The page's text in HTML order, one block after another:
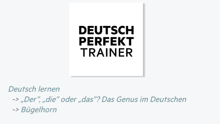
Inhalt
Deutsch lernen
„Der”, „die” oder „das”? Das Genus im Deutschen
Bügelhorn